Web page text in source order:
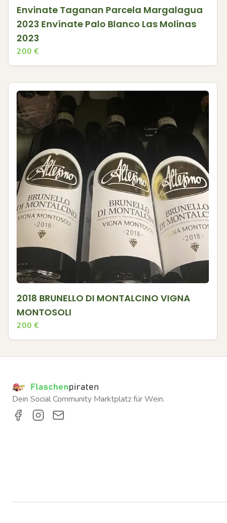
Envinate Taganan Parcela Margalagua
2023 Envínate Palo Blanco Las Molinas
2023
200 €
2018 BRUNELLO DI MONTALCINO VIGNA
MONTOSOLI
200 €
Dein Social Community Marktplatz für Wein.